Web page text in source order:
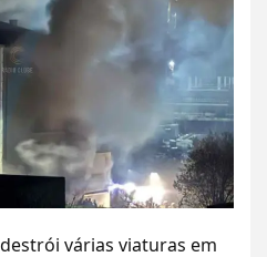
várias viaturas em